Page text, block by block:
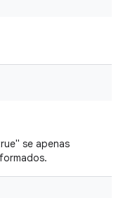
se apenas